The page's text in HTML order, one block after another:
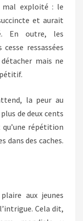
mal exploité : le
et aurait
En outre, les
ressassées
mais ne
la peur au
de deux cents
répétition
dans des caches.
aux jeunes
Cela dit,